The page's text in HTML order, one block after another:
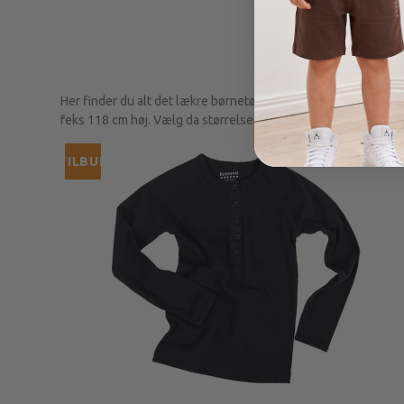
Her finder du alt det lækre børnetøj fra Krymmel til drenge i
feks 118 cm høj. Vælg da størrelserne 116/122 og str. 116 og
TILBUD